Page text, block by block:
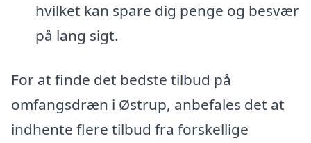
hvilket kan spare dig penge og besvær
på lang sigt.
For at finde det bedste tilbud på
omfangsdræn i Østrup, anbefales det at
indhente flere tilbud fra forskellige